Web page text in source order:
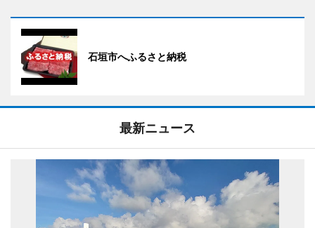
石垣市へふるさと納税
最新ニュース